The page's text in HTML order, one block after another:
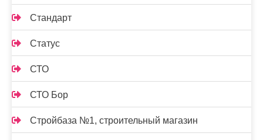
Стандарт
Статус
СТО
СТО Бор
Стройбаза №1, строительный магазин